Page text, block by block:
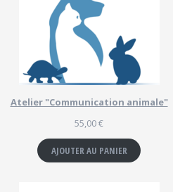
Atelier "Communication animale"
55,00€
AJOUTER AU PANIER